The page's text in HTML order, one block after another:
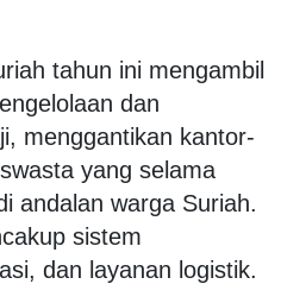
tahun ini mengambil
dan
menggantikan kantor-
yang selama
andalan warga Suriah.
sistem
dan layanan logistik.